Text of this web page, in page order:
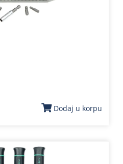
Dodaj u korpu